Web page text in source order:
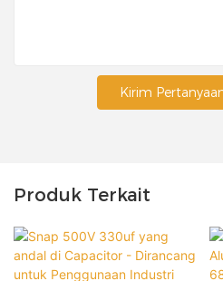
Kirim
Produk Terkait